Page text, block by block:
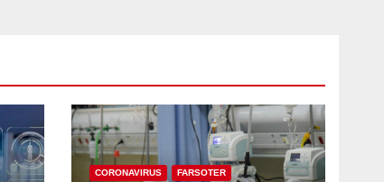
CORONAVIRUS FARSOTER